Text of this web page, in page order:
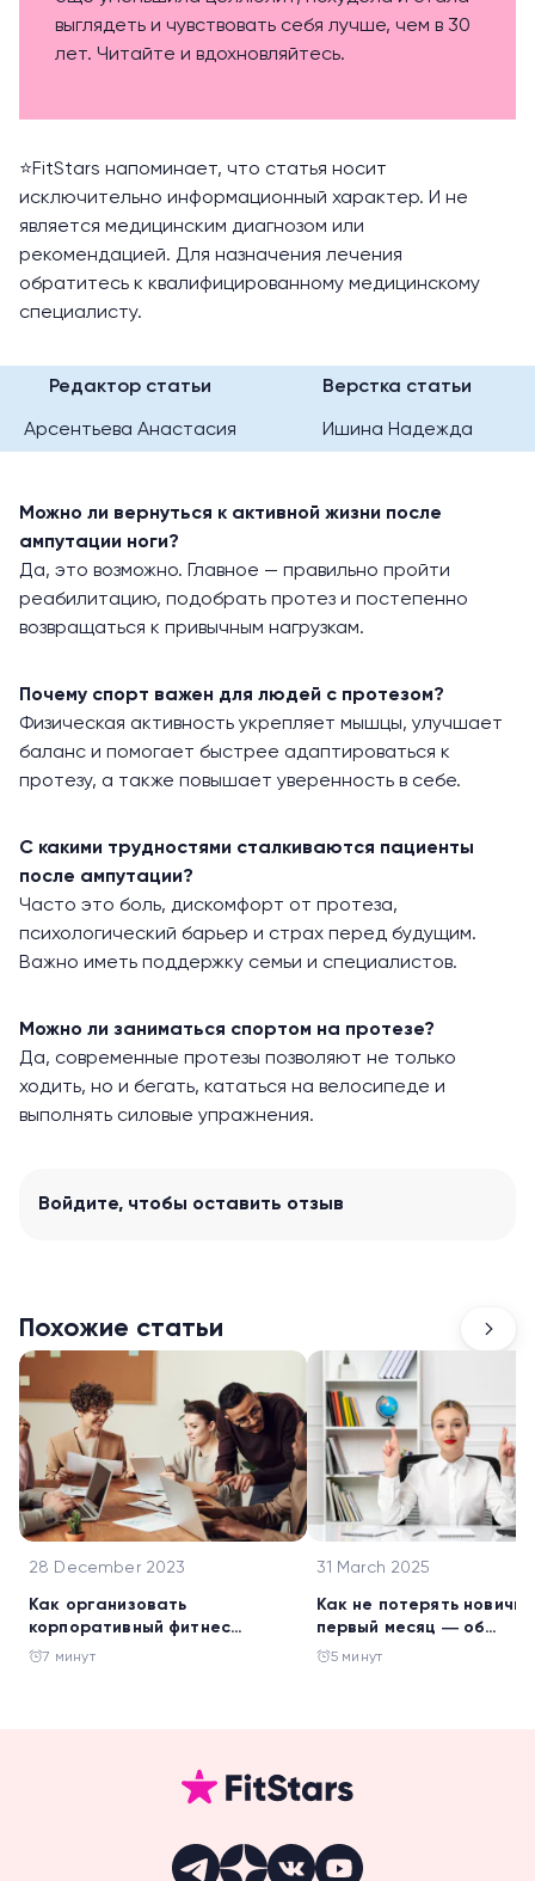
выглядеть и чувствовать себя лучше, чем в 30
лет. Читайте и вдохновляйтесь.
⭐️FitStars напоминает, что статья носит
исключительно информационный характер. И не
является медицинским диагнозом или
рекомендацией. Для назначения лечения
обратитесь к квалифицированному медицинскому
специалисту.
Редактор статьи Верстка статьи
Арсентьева Анастасия Ишина Надежда
Можно ли вернуться к активной жизни после
ампутации ноги?
Да, это возможно. Главное — правильно пройти
реабилитацию, подобрать протез и постепенно
возвращаться к привычным нагрузкам.
Почему спорт важен для людей с протезом?
Физическая активность укрепляет мышцы, улучшает
баланс и помогает быстрее адаптироваться к
протезу, а также повышает уверенность в себе.
С какими трудностями сталкиваются пациенты
после ампутации?
Часто это боль, дискомфорт от протеза,
психологический барьер и страх перед будущим.
Важно иметь поддержку семьи и специалистов.
Можно ли заниматься спортом на протезе?
Да, современные протезы позволяют не только
ходить, но и бегать, кататься на велосипеде и
выполнять силовые упражнения.
Войдите, чтобы оставить отзыв
Похожие статьи
28 December 2023
Как организовать
корпоративный фитнес
онлайн и не потерять при
7 минут
31 March 2025
Как не потерять
первый месяц ― об
адаптации от эксперта
5 минут